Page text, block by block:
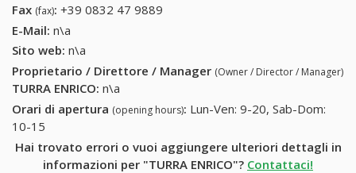
Fax (fax): +39 0832 47 9889
E-Mail: n\a
Sito web: n\a
Proprietario / Direttore / Manager (Owner / Director / Manager)
TURRA ENRICO: n\a
Orari di apertura (opening hours): Lun-Ven: 9-20, Sab-Dom:
10-15
Hai trovato errori o vuoi aggiungere ulteriori dettagli in
informazioni per "TURRA ENRICO"? Contattaci!